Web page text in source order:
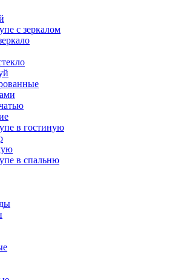
с зеркалом
в гостиную
в спальню